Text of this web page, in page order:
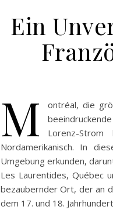
Ein
M
ontréal, die
Lorenz-
Nordamerikanisch. In
Umgebung erkunden,
Les Laurentides, Québec
bezaubernder Ort, der an
dem 17. und 18.